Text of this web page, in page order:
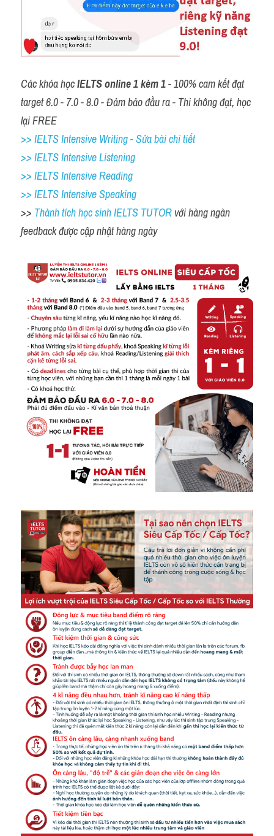
Các khóa học IELTS online 1 kèm 1 - 100% cam kết đạt
target 6.0 - 7.0 - 8.0 - Đảm bảo đầu ra - Thi không đạt, học
lại FREE
>> IELTS Intensive Writing - Sửa bài chi tiết
>> IELTS Intensive Listening
>> IELTS Intensive Reading
>> IELTS Intensive Speaking
>> Thành tích học sinh IELTS TUTOR với hàng ngàn
feedback được cập nhật hàng ngày